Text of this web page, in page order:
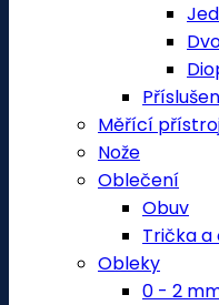
Měřící
Nože
Oblečení
Obuv
Trička
Obleky
0 - 2